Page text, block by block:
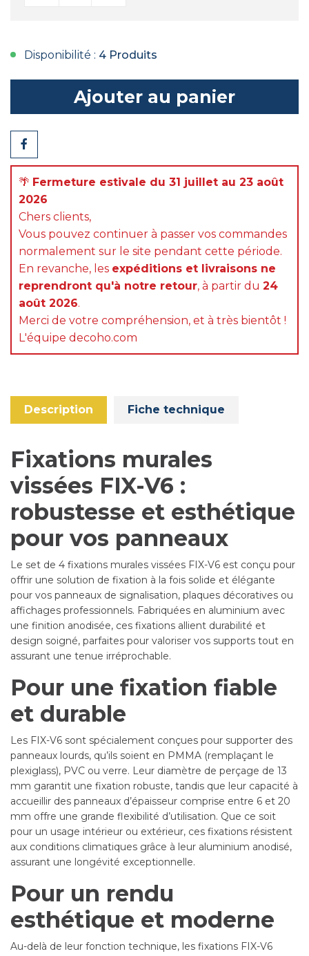
Disponibilité : 4 Produits
Ajouter au panier
Partager
🌴 Fermeture estivale du 31 juillet au 23 août
2026
Chers clients,
Vous pouvez continuer à passer vos commandes
normalement sur le site pendant cette période.
En revanche, les expéditions et livraisons ne
reprendront qu'à notre retour, à partir du 24
août 2026.
Merci de votre compréhension, et à très bientôt !
L'équipe decoho.com
Description Fiche technique
Fixations murales
vissées FIX-V6 :
robustesse et esthétique
pour vos panneaux
Le set de 4 fixations murales vissées FIX-V6 est conçu pour
offrir une solution de fixation à la fois solide et élégante
pour vos panneaux de signalisation, plaques décoratives ou
affichages professionnels. Fabriquées en aluminium avec
une finition anodisée, ces fixations allient durabilité et
design soigné, parfaites pour valoriser vos supports tout en
assurant une tenue irréprochable.
Pour une fixation fiable
et durable
Les FIX-V6 sont spécialement conçues pour supporter des
panneaux lourds, qu’ils soient en PMMA (remplaçant le
plexiglass), PVC ou verre. Leur diamètre de perçage de 13
mm garantit une fixation robuste, tandis que leur capacité à
accueillir des panneaux d’épaisseur comprise entre 6 et 20
mm offre une grande flexibilité d’utilisation. Que ce soit
pour un usage intérieur ou extérieur, ces fixations résistent
aux conditions climatiques grâce à leur aluminium anodisé,
assurant une longévité exceptionnelle.
Pour un rendu
esthétique et moderne
Au-delà de leur fonction technique, les fixations FIX-V6